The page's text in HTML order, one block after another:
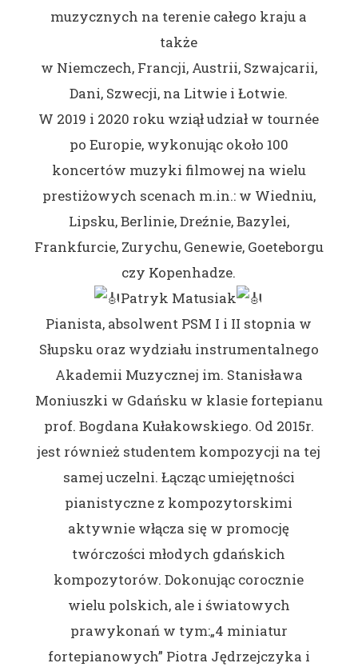
muzycznych na terenie całego kraju a
także
w Niemczech, Francji, Austrii, Szwajcarii,
Dani, Szwecji, na Litwie i Łotwie.
W 2019 i 2020 roku wziął udział w tournée
po Europie, wykonując około 100
koncertów muzyki filmowej na wielu
prestiżowych scenach m.in.: w Wiedniu,
Lipsku, Berlinie, Dreźnie, Bazylei,
Frankfurcie, Zurychu, Genewie, Goeteborgu
czy Kopenhadze.
Patryk Matusiak
Pianista, absolwent PSM I i II stopnia w
Słupsku oraz wydziału instrumentalnego
Akademii Muzycznej im. Stanisława
Moniuszki w Gdańsku w klasie fortepianu
prof. Bogdana Kułakowskiego. Od 2015r.
jest również studentem kompozycji na tej
samej uczelni. Łącząc umiejętności
pianistyczne z kompozytorskimi
aktywnie włącza się w promocję
twórczości młodych gdańskich
kompozytorów. Dokonując corocznie
wielu polskich, ale i światowych
prawykonań w tym:„4 miniatur
fortepianowych” Piotra Jędrzejczyka i